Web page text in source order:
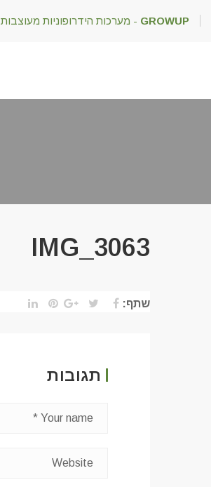
GROWUP - מערכות הידרופוניות מעוצבות
IMG_3063
שתף:
תגובות